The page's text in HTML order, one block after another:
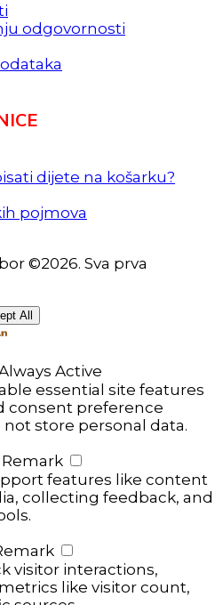
odgovornosti
dijete na košarku?
pojmova
©2026. Sva prva
All
Active
essential site features
consent preference
store personal data.
Remark
features like content
collecting feedback, and
visitor interactions,
like visitor count,